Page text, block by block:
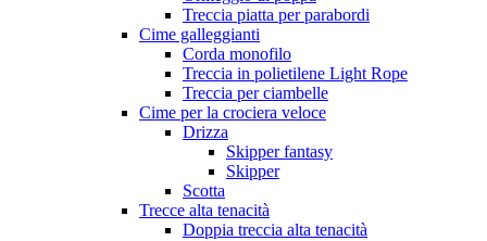
Treccia piatta per parabordi
Cime galleggianti
Corda monofilo
Treccia in polietilene Light Rope
Treccia per ciambelle
Cime per la crociera veloce
Drizza
Skipper fantasy
Skipper
Scotta
Trecce alta tenacità
Doppia treccia alta tenacità